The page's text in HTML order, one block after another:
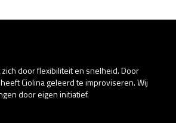
door flexibiliteit en snelheid. Door
Ciolina geleerd te improviseren. Wij
door eigen initiatief.